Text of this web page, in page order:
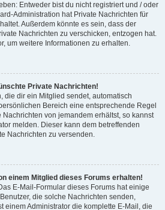
Entweder bist du nicht registriert und / oder
Administration hat Private Nachrichten für
Außerdem könnte es sein, dass der
Nachrichten zu verschicken, entzogen hat.
um weitere Informationen zu erhalten.
Private Nachrichten!
die dir ein Mitglied sendet, automatisch
Bereich eine entsprechende Regel
von jemandem erhältst, so kannst
melden. Dieser kann dem betreffenden
Nachrichten zu versenden.
einem Mitglied dieses Forums erhalten!
E-Mail-Formular dieses Forums hat einige
die solche Nachrichten senden,
einem Administrator die komplette E-Mail, die